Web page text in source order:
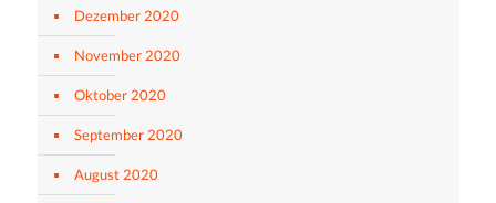
Dezember 2020
November 2020
Oktober 2020
September 2020
August 2020